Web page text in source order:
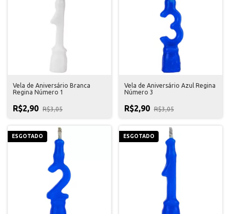
Vela de Aniversário Branca
Regina Número 1
R$2,90 R$3,05
Vela de Aniversário Azul Regina
Número 3
R$2,90 R$3,05
ESGOTADO ESGOTADO